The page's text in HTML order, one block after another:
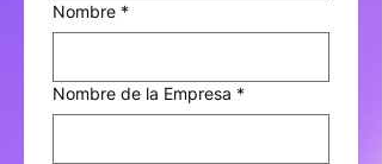
Nombre *
Nombre de la Empresa *